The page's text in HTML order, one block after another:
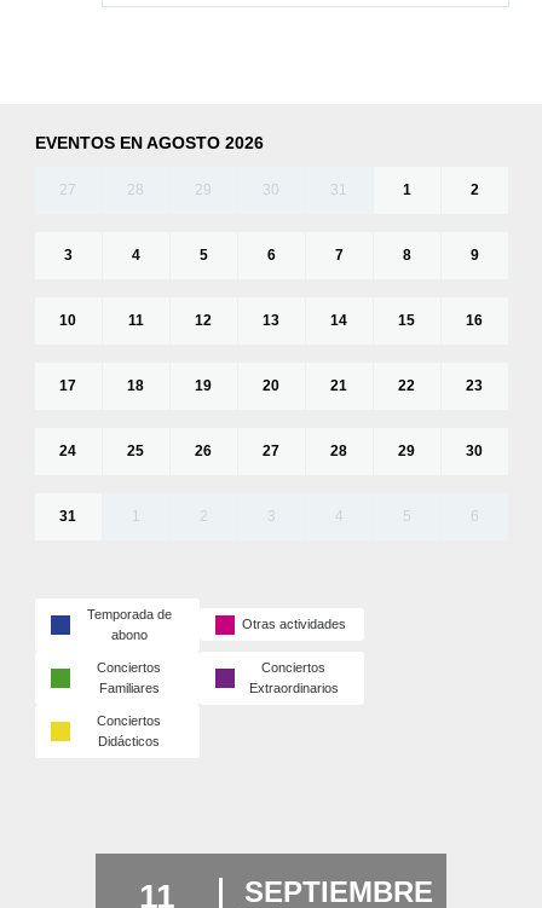
EVENTOS EN AGOSTO 2026
27 28 29 30 31 1 2
3 4 5 6 7 8 9
10 11 12 13 14 15 16
17 18 19 20 21 22 23
24 25 26 27 28 29 30
31 1 2 3 4 5 6
Temporada de
abono
Otras actividades
Conciertos
Familiares
Conciertos
Extraordinarios
Conciertos
Didácticos
11 SEPTIEMBRE